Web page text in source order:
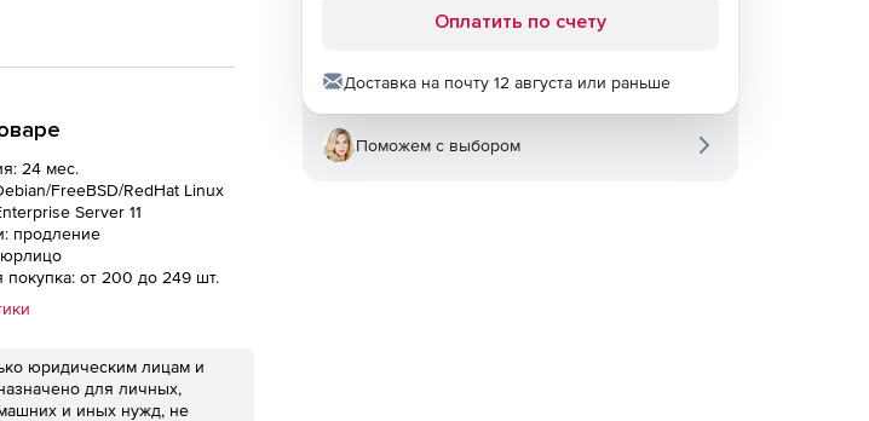
24 мес.
FreeBSD/RedHat Linux
Server 11
продление
юрлицо
покупка: от 200 до 249 шт.
юридическим лицам и
для личных,
и иных нужд, не
Оплатить по счету
Доставка на почту 12 августа или раньше
Поможем с выбором